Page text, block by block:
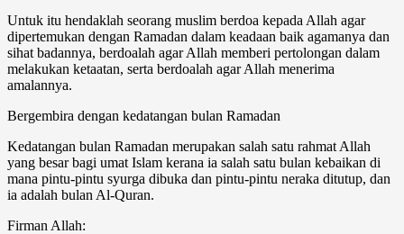
Untuk itu hendaklah seorang muslim berdoa kepada Allah agar
dipertemukan dengan Ramadan dalam keadaan baik agamanya dan
sihat badannya, berdoalah agar Allah memberi pertolongan dalam
melakukan ketaatan, serta berdoalah agar Allah menerima
amalannya.
Bergembira dengan kedatangan bulan Ramadan
Kedatangan bulan Ramadan merupakan salah satu rahmat Allah
yang besar bagi umat Islam kerana ia salah satu bulan kebaikan di
mana pintu-pintu syurga dibuka dan pintu-pintu neraka ditutup, dan
ia adalah bulan Al-Quran.
Firman Allah: